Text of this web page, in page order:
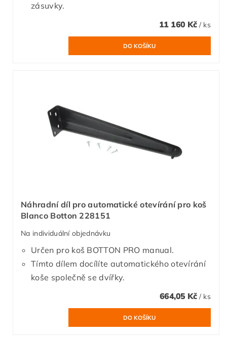
zásuvky.
11 160 Kč / ks
Náhradní díl pro automatické otevírání pro koš
Blanco Botton 228151
Na individuální objednávku
Určen pro koš BOTTON PRO manual.
Tímto dílem docílíte automatického otevírání
koše společně se dvířky.
664,05 Kč / ks